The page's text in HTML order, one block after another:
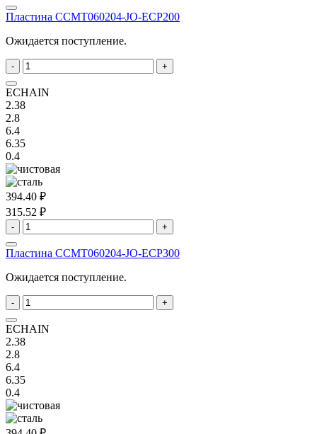
Пластина ССMT060204-JO-ECP200
Ожидается поступление.
- +
ECHAIN
2.38
2.8
6.4
6.35
0.4
394.40 ₽
315.52 ₽
- +
Пластина ССMT060204-JO-ECP300
Ожидается поступление.
- +
ECHAIN
2.38
2.8
6.4
6.35
0.4